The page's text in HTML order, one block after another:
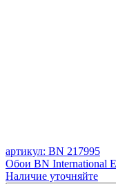
артикул: BN 217995
Обои BN International
Наличие уточняйте